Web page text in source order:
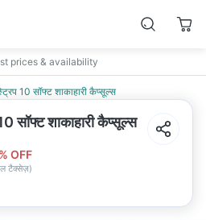
prices & availability
10 सॉफ्ट शाकाहारी कैप्सूल्स
सॉफ्ट शाकाहारी कैप्सूल्स
% OFF
टैक्सेज़)